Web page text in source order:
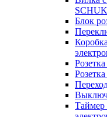
Блок
Таймер